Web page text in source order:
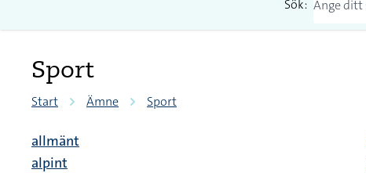
Sök:
Sport
Start Ämne Sport
allmänt
alpint